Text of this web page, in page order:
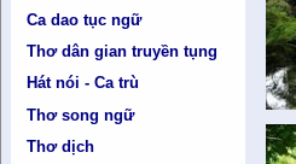
Ca dao tục ngữ
Thơ dân gian truyền tụng
Hát nói - Ca trù
Thơ song ngữ
Thơ dịch